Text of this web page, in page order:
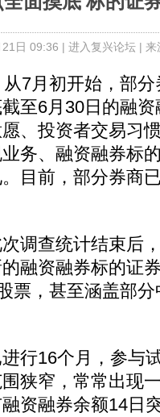
日 09:36 | 进入复兴论坛| 来
月初开始，部分
至6月30日的融
、投资者交易习
务、融资融券标
目前，部分券商
查统计结束后
融资融券标的证
票，甚至涵盖部
16个月，参与
狭窄，常常出现
资融券余额14日